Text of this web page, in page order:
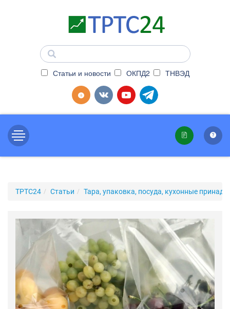
Статьи и новости ОКПД2 ТНВЭД
ТРТС24 Статьи Тара, упаковка, посуда, кухонные